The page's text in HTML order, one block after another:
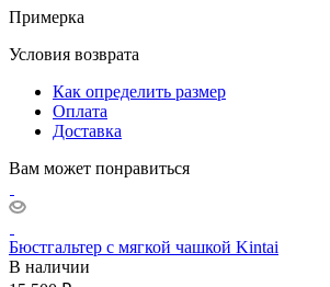
Примерка
Условия возврата
Как определить размер
Оплата
Доставка
Вам может понравиться
Бюстгальтер с мягкой чашкой Kintai
В наличии